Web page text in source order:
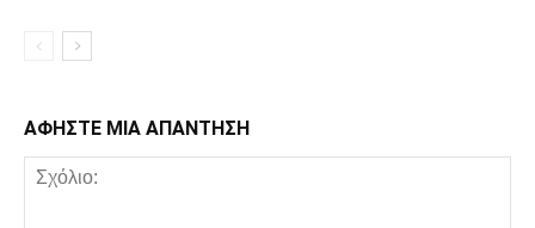
ΑΦΗΣΤΕ ΜΙΑ ΑΠΑΝΤΗΣΗ